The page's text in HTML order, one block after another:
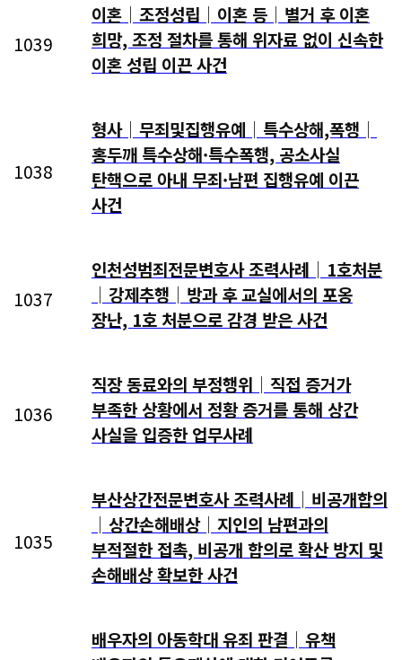
1039
이혼│조정성립│이혼 등│별거 후 이혼
희망, 조정 절차를 통해 위자료 없이 신속한
이혼 성립 이끈 사건
1038
형사│무죄및집행유예│특수상해,폭행│
홍두깨 특수상해·특수폭행, 공소사실
탄핵으로 아내 무죄·남편 집행유예 이끈
사건
1037
인천성범죄전문변호사 조력사례│1호처분
│강제추행│방과 후 교실에서의 포옹
장난, 1호 처분으로 감경 받은 사건
1036
직장 동료와의 부정행위│직접 증거가
부족한 상황에서 정황 증거를 통해 상간
사실을 입증한 업무사례
1035
부산상간전문변호사 조력사례│비공개합의
│상간손해배상│지인의 남편과의
부적절한 접촉, 비공개 합의로 확산 방지 및
손해배상 확보한 사건
배우자의 아동학대 유죄 판결│유책